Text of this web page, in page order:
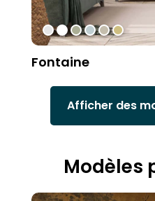
#e6e6e6
#ffffff
#abae95
#c0ced1
#c4bdac
Fontaine
Afficher des
Modèles